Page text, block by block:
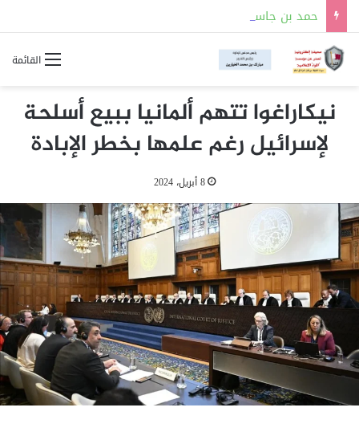
القائمة
نيكاراغوا تتهم ألمانيا ببيع أسلحة
لإسرائيل رغم علمها بخطر الإبادة
8 أبريل، 2024